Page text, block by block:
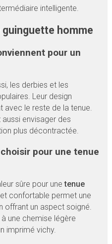
intelligente.
homme
pour un
les derbies et les
Leur design
avec le reste de la tenue.
envisager des
plus décontractée.
pour une tenue
sûre pour unetenue
confortable permet une
offrant un aspect soigné.
une chemise légère
imprimé vichy.